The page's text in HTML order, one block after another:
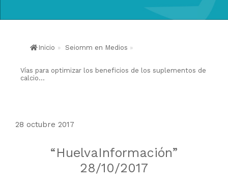
Inicio » Seiomm en Medios »
Vías para optimizar los beneficios de los suplementos de
calcio...
28 octubre 2017
“HuelvaInformación”
28/10/2017